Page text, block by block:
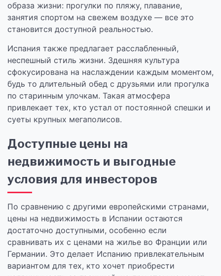
образа жизни: прогулки по пляжу, плавание,
занятия спортом на свежем воздухе — все это
становится доступной реальностью.
Испания также предлагает расслабленный,
неспешный стиль жизни. Здешняя культура
сфокусирована на наслаждении каждым моментом,
будь то длительный обед с друзьями или прогулка
по старинным улочкам. Такая атмосфера
привлекает тех, кто устал от постоянной спешки и
суеты крупных мегаполисов.
Доступные цены на
недвижимость и выгодные
условия для инвесторов
По сравнению с другими европейскими странами,
цены на недвижимость в Испании остаются
достаточно доступными, особенно если
сравнивать их с ценами на жилье во Франции или
Германии. Это делает Испанию привлекательным
вариантом для тех, кто хочет приобрести